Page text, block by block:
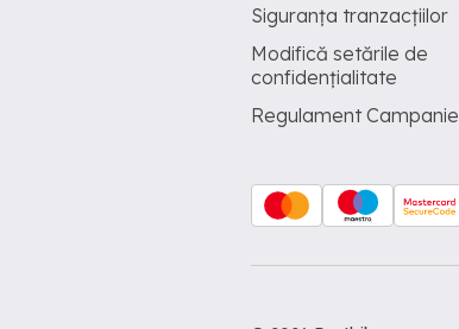
Siguranța tranzacțiilor
Modifică setările de
confidențialitate
Regulament Campanie